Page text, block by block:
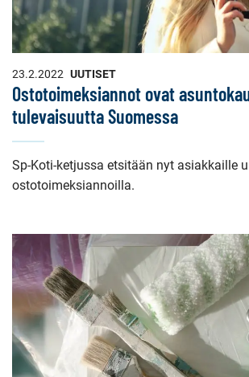
23.2.2022 UUTISET
Ostotoimeksiannot ovat
tulevaisuutta Suomessa
Sp-Koti-ketjussa etsitään nyt asiakkaille
ostotoimeksiannoilla.